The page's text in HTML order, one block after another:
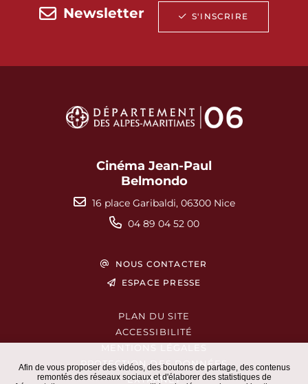
Afin de vous proposer des vidéos, des boutons de partage, des contenus
remontés des réseaux sociaux et d'élaborer des statistiques de
Newsletter S'INSCRIRE
Cinéma Jean-Paul
Belmondo
16 place Garibaldi, 06300 Nice
04 89 04 52 00
NOUS CONTACTER
ESPACE PRESSE
PLAN DU SITE
ACCESSIBILITÉ
MENTIONS LÉGALES
PROTECTION DES DONNÉES
EXTRANET